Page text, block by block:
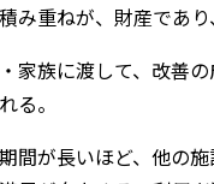
み重ねが、財産であ
家族に渡して、改善
る。
間が長いほど、他の